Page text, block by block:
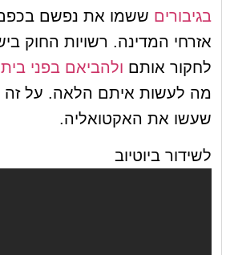
בגיבורים ששמו את נפשם בכפם
אזרחי המדינה. רשויות החוק
לחקור אותם ולהביאם בפני
מה לעשות איתם הלאה. על זה
שעשו את האקטואליה.
לשידור ביוטיוב